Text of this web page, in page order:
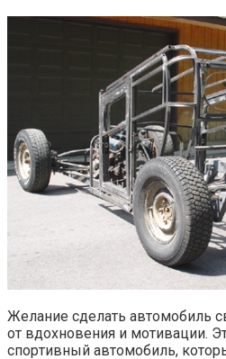
Жела­ние сде­лать авто­мо­биль
от вдох­но­ве­ния и моти­ва­ции.
спор­тив­ный авто­мо­биль,